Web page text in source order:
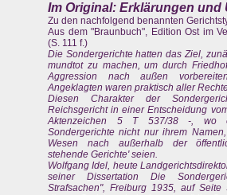
Im Original: Erklärungen und
Zu den nachfolgend benannten
Aus dem "Braunbuch", Edition Ost im
(S. 111 f.)
Die Sondergerichte hatten das Ziel,
mundtot zu machen, um durch
Aggression nach außen
Angeklagten waren praktisch aller
Diesen Charakter der
Reichsgericht in einer Entscheidung
Aktenzeichen 5 T 537/38 -, wo
Sondergerichte nicht nur ihrem
Wesen nach außerhalb der
stehende Gerichte' seien.
Wolfgang Idel, heute
seiner Dissertation Die
Strafsachen", Freiburg 1935, auf